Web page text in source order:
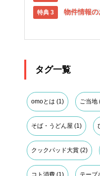
物件情報
タグ一覧
omoとは (1) ご当地
そば・うどん屋 (1)
クックパッド大賞 (2)